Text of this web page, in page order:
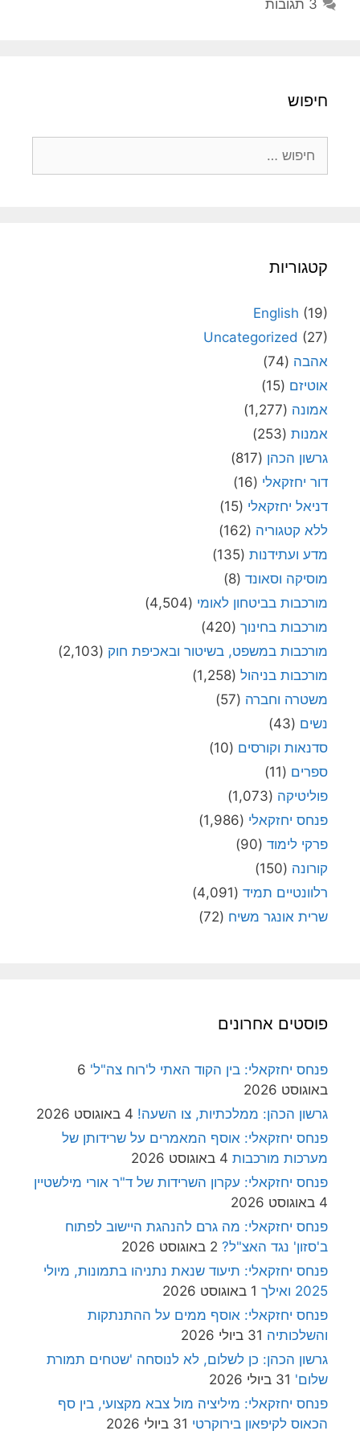
3 תגובות
חיפוש
קטגוריות
English (19)
Uncategorized (27)
אהבה (74)
אוטיזם (15)
אמונה (1,277)
אמנות (253)
גרשון הכהן (817)
דור יחזקאלי (16)
דניאל יחזקאלי (15)
ללא קטגוריה (162)
מדע ועתידנות (135)
מוסיקה וסאונד (8)
מורכבות בביטחון לאומי (4,504)
מורכבות בחינוך (420)
מורכבות במשפט, בשיטור ובאכיפת חוק (2,103)
מורכבות בניהול (1,258)
משטרה וחברה (57)
נשים (43)
סדנאות וקורסים (10)
ספרים (11)
פוליטיקה (1,073)
פנחס יחזקאלי (1,986)
פרקי לימוד (90)
קורונה (150)
רלוונטיים תמיד (4,091)
שרית אונגר משיח (72)
פוסטים אחרונים
פנחס יחזקאלי: בין הקוד האתי ל'רוח צה"ל' 6
באוגוסט 2026
גרשון הכהן: ממלכתיות, צו השעה! 4 באוגוסט 2026
פנחס יחזקאלי: אוסף המאמרים על שרידותן של
מערכות מורכבות 4 באוגוסט 2026
פנחס יחזקאלי: עקרון השרידות של ד"ר אורי מילשטיין
4 באוגוסט 2026
פנחס יחזקאלי: מה גרם להנהגת היישוב לפתוח
ב'סזון' נגד האצ"ל? 2 באוגוסט 2026
פנחס יחזקאלי: תיעוד שנאת נתניהו בתמונות, מיולי
2025 ואילך
1 באוגוסט 2026
פנחס יחזקאלי: אוסף ממים על ההתנתקות
והשלכותיה 31 ביולי 2026
גרשון הכהן: כן לשלום, לא לנוסחה 'שטחים תמורת
שלום' 31 ביולי 2026
פנחס יחזקאלי: מיליציה מול צבא מקצועי, בין סף
הכאוס לקיפאון בירוקרטי 31 ביולי 2026